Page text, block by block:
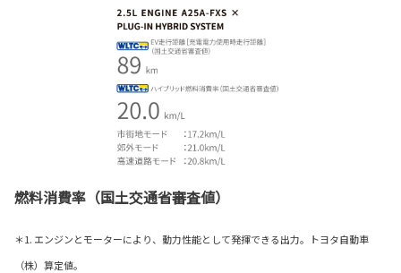
燃料消費率（国土交通省審査値）
＊1. エンジンとモーターにより、動力性能として発揮できる出力。トヨタ自動車
（株）算定値。